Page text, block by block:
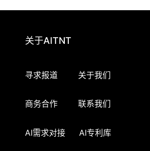
关于AITNT
寻求报道 关于我们
商务合作 联系我们
AI需求对接 AI专利库